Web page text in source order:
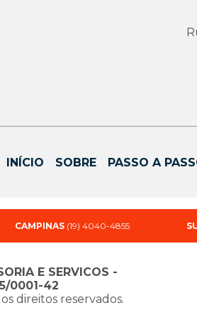
INÍCIO SOBRE PASSO A
CAMPINAS (19) 4040-4855
E SERVICOS -
0001-42
direitos reservados.